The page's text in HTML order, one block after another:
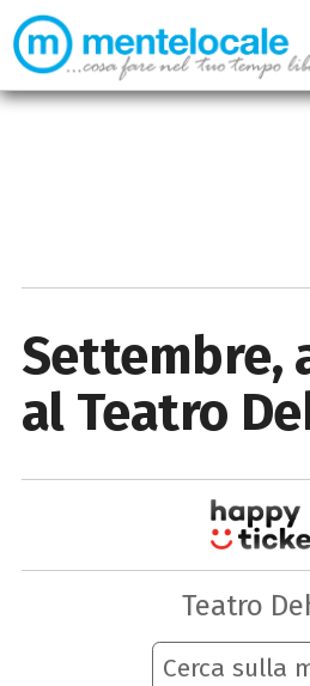
Settembre,
al Teatro
Teatro
Cerca sulla